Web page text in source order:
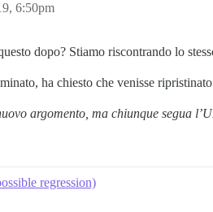
6:50pm
dopo? Stiamo riscontrando lo
ha chiesto che venisse
argomento, ma chiunque segua
regression)